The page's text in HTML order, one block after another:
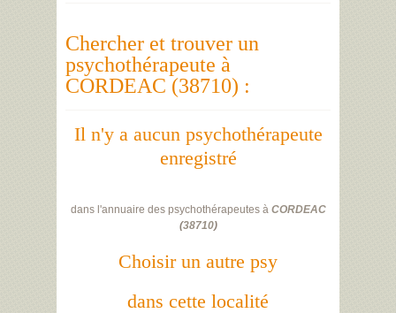
Chercher et trouver un
psychothérapeute à
CORDEAC (38710) :
Il n'y a aucun psychothérapeute
enregistré
dans l'annuaire des psychothérapeutes à CORDEAC
(38710)
Choisir un autre psy
dans cette localité